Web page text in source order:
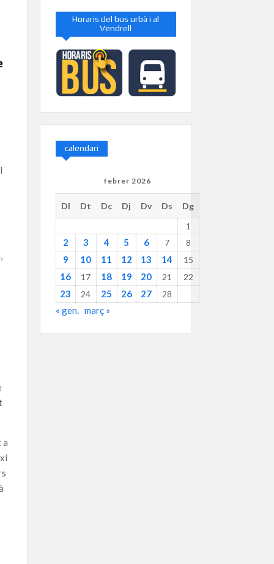
a
Horaris del bus urbà i al
Vendrell
calendari
febrer 2026
Dl Dt Dc Dj Dv Ds
Dg
1
2 3 4 5 6 7 8
9 10 11 12 13 14 15
16 17 18 19 20 21 22
23 24 25 26 27 28
« gen. març »